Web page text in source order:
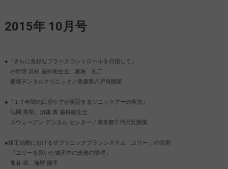
2015年 10月号
●『さらに良好なプラークコントロールを目指して』
小野寺 君枝 歯科衛生士、夏堀 礼二
夏堀デンタルクリニック／青森県八戸市開業
●『１７年間の口腔ケアが実証するソニッケアーの実力』
弘岡 秀明、加藤 典 歯科衛生士
スウェーデン デンタル センター／東京都千代田区開業
●矯正治療におけるサブソニックブラシシステム「ユリー」の活用
『ユリーを用いた矯正中の患者の管理』
熊谷 崇、海野 陽子